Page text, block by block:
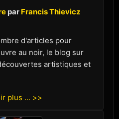
par Francis Thievicz
d'articles pour
au noir, le blog sur
artistiques et
plus ... >>